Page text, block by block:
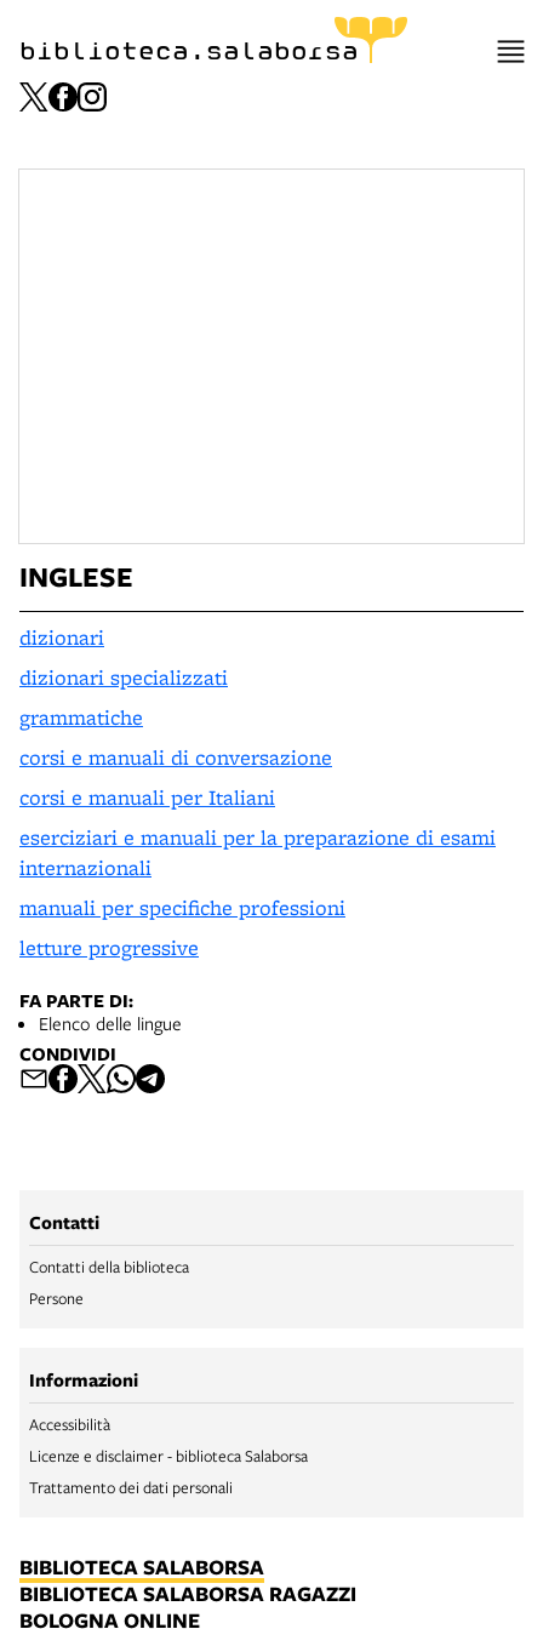
biblioteca.salaborsa
INGLESE
dizionari
dizionari specializzati
grammatiche
corsi e manuali di conversazione
corsi e manuali per Italiani
eserciziari e manuali per la preparazione di esami
internazionali
manuali per specifiche professioni
letture progressive
FA PARTE DI:
Elenco delle lingue
CONDIVIDI
Contatti
Contatti della biblioteca
Persone
Informazioni
Accessibilità
Licenze e disclaimer - biblioteca Salaborsa
Trattamento dei dati personali
BIBLIOTECA SALABORSA
BIBLIOTECA SALABORSA RAGAZZI
BOLOGNA ONLINE